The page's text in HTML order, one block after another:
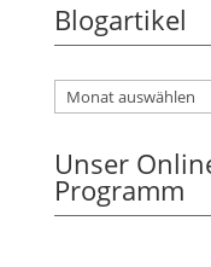
Blogartikel
Unser
Programm